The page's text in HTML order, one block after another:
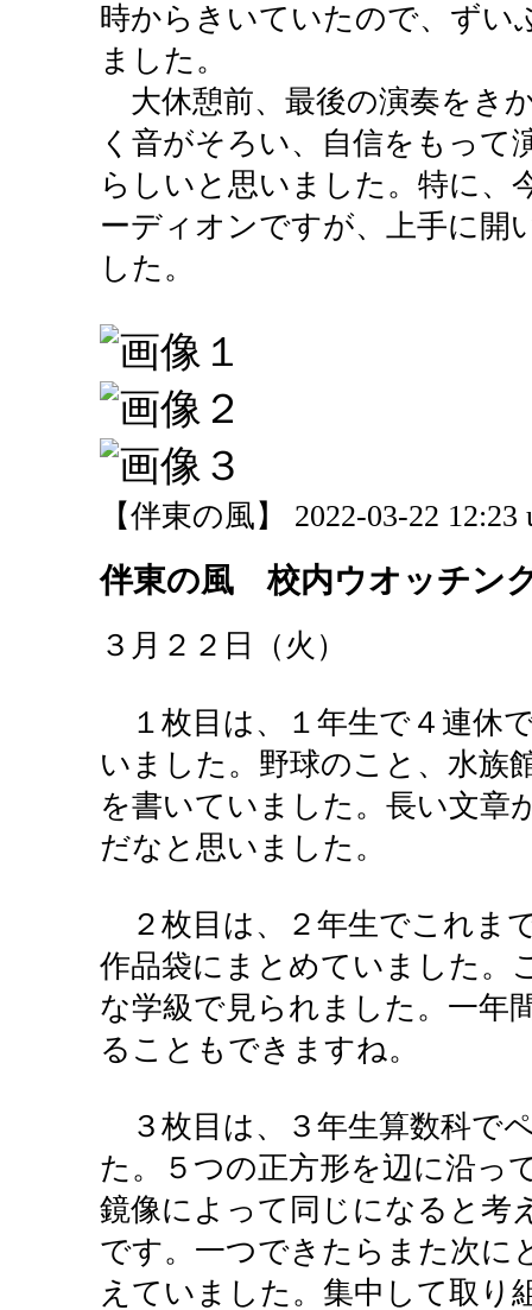
時からきいていたので、ずい
ました。
大休憩前、最後の演奏をき
く音がそろい、自信をもって
らしいと思いました。特に、
ーディオンですが、上手に開
した。
【伴東の風】 2022-03-22 12:23
伴東の風 校内ウオッチン
３月２２日（火）
１枚目は、１年生で４連休
いました。野球のこと、水族
を書いていました。長い文章
だなと思いました。
２枚目は、２年生でこれま
作品袋にまとめていました。
な学級で見られました。一年
ることもできますね。
３枚目は、３年生算数科で
た。５つの正方形を辺に沿っ
鏡像によって同じになると考
です。一つできたらまた次に
えていました。集中して取り